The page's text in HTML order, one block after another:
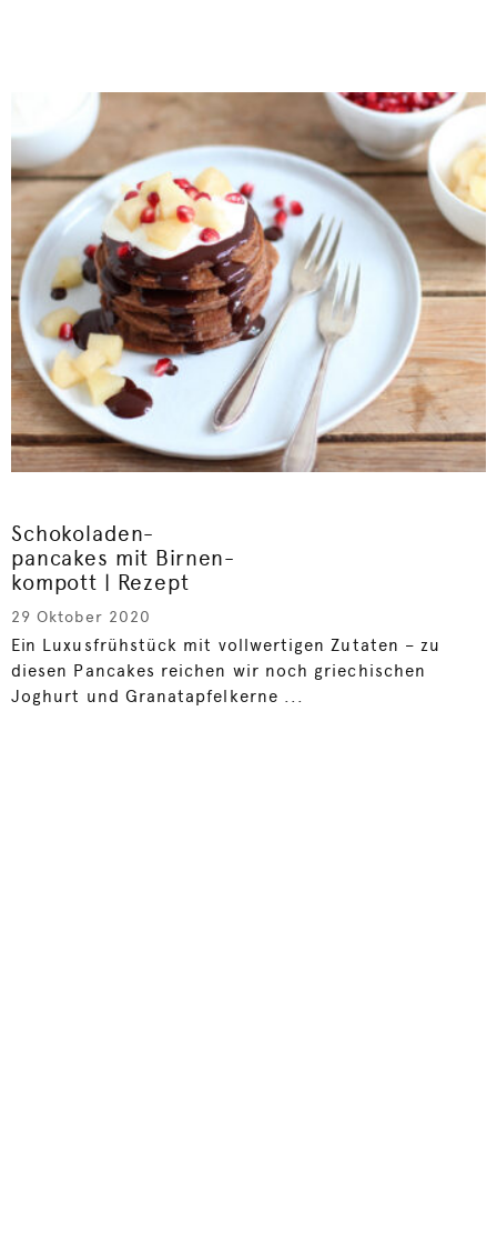
Schokoladen-
pancakes mit Birnen-
kompott | Rezept
29 Oktober 2020
Ein Luxusfrühstück mit vollwertigen Zutaten – zu
diesen Pancakes reichen wir noch griechischen
Joghurt und Granatapfelkerne ...